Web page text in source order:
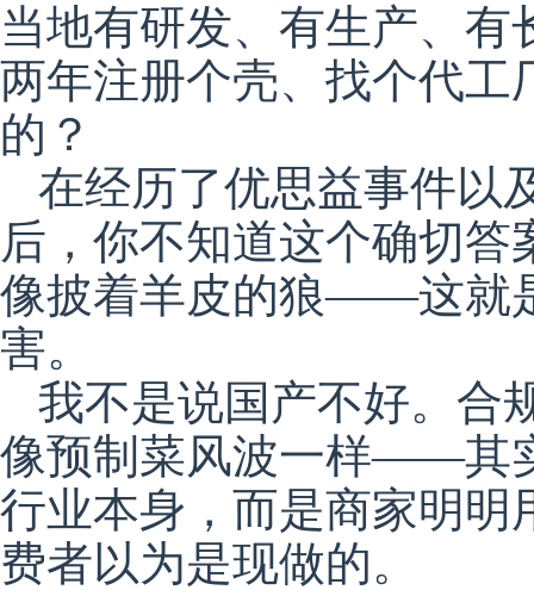
当地有研发、有生产、
两年注册个壳、找个代工
的？
在经历了优思益事件以
后，你不知道这个确切
像披着羊皮的狼——这就
害。
我不是说国产不好。合
像预制菜风波一样——其
行业本身，而是商家明明
费者以为是现做的。